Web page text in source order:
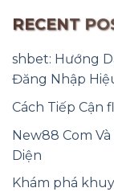
RECENT
shbet: Hướng
Đăng Nhập
Cách Tiếp Cận
New88 Com
Diện
Khám phá